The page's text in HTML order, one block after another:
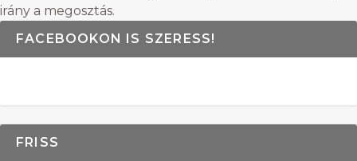
irány a megosztás.
FACEBOOKON IS SZERESS!
FRISS